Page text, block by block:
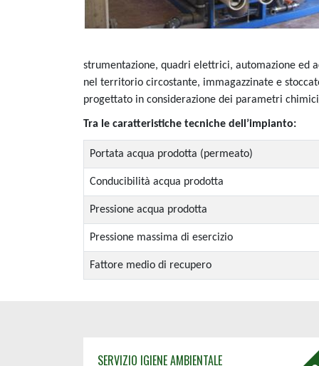
strumentazione, quadri elettrici, automazione ed
nel territorio circostante, immagazzinate e
progettato in considerazione dei parametri
Tra le caratteristiche tecniche dell’impianto:
Portata acqua prodotta (permeato)
Conducibilità acqua prodotta
Pressione acqua prodotta
Pressione massima di esercizio
Fattore medio di recupero
SERVIZIO IGIENE AMBIENTALE